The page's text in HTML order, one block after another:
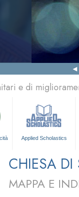
e di
Applied Scholastics
CHIESA DI
MAPPA E